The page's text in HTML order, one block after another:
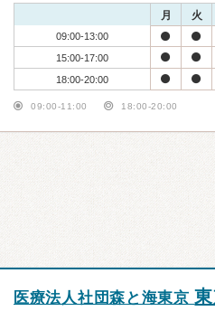
月 火
09:00-13:00
15:00-17:00
18:00-20:00
09:00-11:00 18:00-20:00
医療法人社団森と海東京